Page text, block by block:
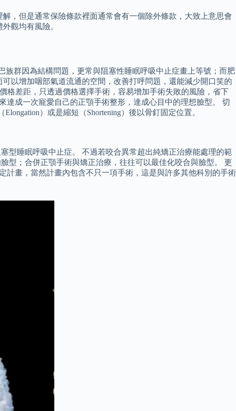
，但是通常保險條款裡面通常會有一個除外條款，大致上意思會
觀均有風險。
族群因為結構問題，更常與阻塞性睡眠呼吸中止症畫上等號；而肥
以增加咽部氣道流通的空間，改善打呼問題，還能減少開口笑的
格差距，只透過價格選擇手術，容易增加手術失敗的風險，省下
成一次寵愛自己的正顎手術整形，達成心目中的理想臉型。 切
）或是縮短（Shortening）後以骨釘固定位置。
型睡眠呼吸中止症。 不過若咬合異常超出純矯正治療能處理的範
型；合併正顎手術與矯正治療，往往可以最佳化咬合與臉型。 更
計畫，當然計畫內包含不只一項手術，這是與許多其他科別的手術